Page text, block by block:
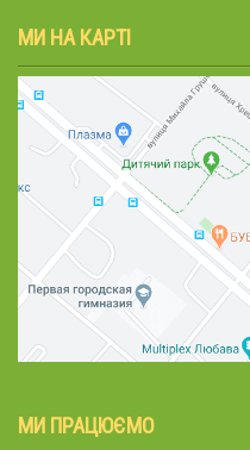
МИ НА КАРТІ
МИ ПРАЦЮЄМО